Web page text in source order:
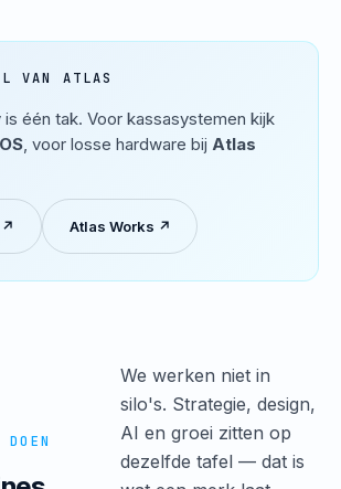
VAN ATLAS
één tak. Voor kassasystemen kijk
, voor losse hardware bij Atlas
↗ Atlas Works ↗
We werken niet in
silo's. Strategie, design,
AI en groei zitten op
dezelfde tafel — dat is